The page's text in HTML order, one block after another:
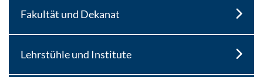
Fakultät und Dekanat
Lehrstühle und Institute